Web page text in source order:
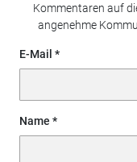
Kommentaren auf
angenehme
E-Mail
Name